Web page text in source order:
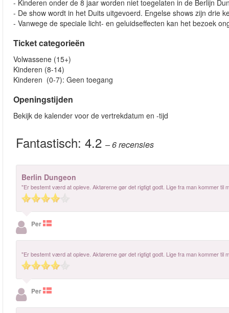
- Kinderen onder de 8 jaar worden niet toegelaten in de Berlijn
- De show wordt in het Duits uitgevoerd. Engelse shows zijn drie
- Vanwege de speciale licht- en geluidseffecten kan het bezoek
Ticket categorieën
Volwassene (15+)
Kinderen (8-14)
Kinderen (0-7): Geen toegang
Openingstijden
Bekijk de kalender voor de vertrekdatum en -tijd
Fantastisch: 4.2 – 6recensies
Berlin Dungeon
"Er bestemt værd at opleve. Aktørerne gør det rigtigt godt. Lige fra man kommer til
Per
"Er bestemt værd at opleve. Aktørerne gør det rigtigt godt. Lige fra man kommer til
Per